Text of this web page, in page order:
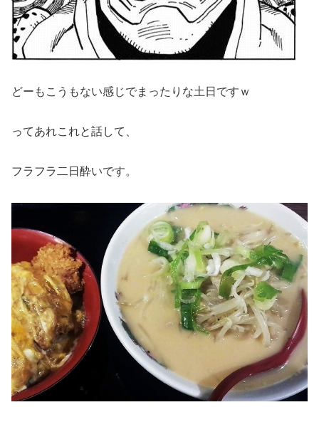
どーもこうもない感じでまったりな土日ですｗ
ってあれこれと話して、
フラフラ二日酔いです。